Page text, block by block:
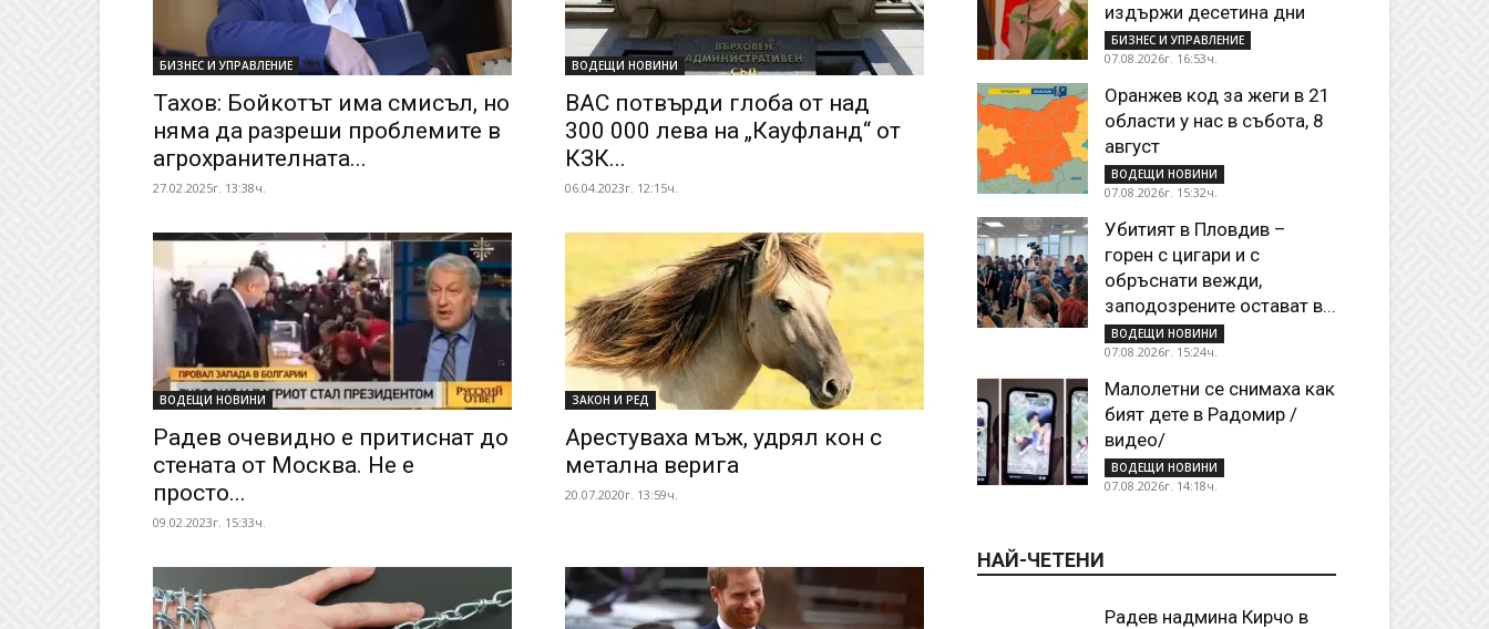
БИЗНЕС И УПРАВЛЕНИЕ
Тахов: Бойкотът има смисъл, но
няма да разреши проблемите в
агрохранителната...
27.02.2025г. 13:38ч.
ВОДЕЩИ НОВИНИ
ВАС потвърди глоба от над
300 000 лева на „Кауфланд“ от
КЗК...
06.04.2023г. 12:15ч.
ВОДЕЩИ НОВИНИ
Радев очевидно е притиснат до
стената от Москва. Не е
просто...
09.02.2023г. 15:33ч.
ЗАКОН И РЕД
Арестуваха мъж, удрял кон с
метална верига
20.07.2020г. 13:59ч.
издържи десетина дни
БИЗНЕС И УПРАВЛЕНИЕ
07.08.2026г. 16:53ч.
Оранжев код за жеги в 21
области у нас в събота, 8
август
ВОДЕЩИ НОВИНИ
07.08.2026г. 15:32ч.
Убитият в Пловдив –
горен с цигари и с
обръснати вежди,
заподозрените остават в...
ВОДЕЩИ НОВИНИ
07.08.2026г. 15:24ч.
Малолетни се снимаха как
бият дете в Радомир /
видео/
ВОДЕЩИ НОВИНИ
07.08.2026г. 14:18ч.
НАЙ-ЧЕТЕНИ
Радев надмина Кирчо в